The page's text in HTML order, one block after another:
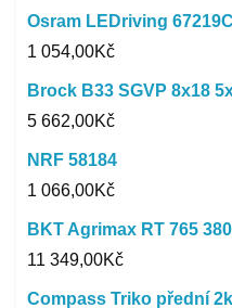
Osram LEDriving
1 054,00Kč
Brock B33 SGVP 8x18
5 662,00Kč
NRF 58184
1 066,00Kč
BKT Agrimax RT 765
11 349,00Kč
Compass Triko přední